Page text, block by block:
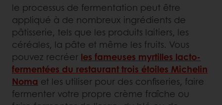
le processus de fermentation peut être
appliqué à de nombreux ingrédients de
pâtisserie, tels que les produits laitiers, les
céréales, la pâte et même les fruits. Vous
pouvez recréer les fameuses myrtilles lacto-
fermentées du restaurant trois étoiles Michelin
Noma et les utiliser pour des confiseries, faire
fermenter votre propre crème fraîche ou